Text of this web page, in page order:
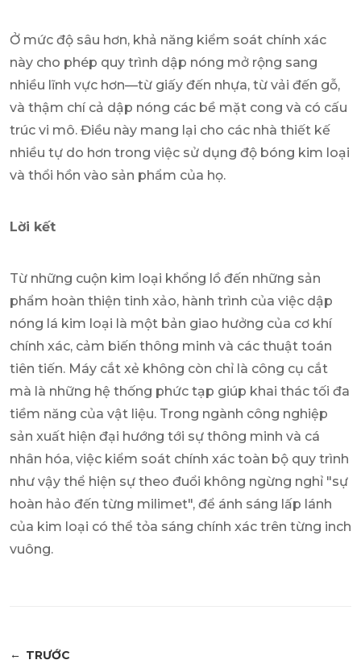
Ở mức độ sâu hơn, khả năng kiểm soát chính xác
này cho phép quy trình dập nóng mở rộng sang
nhiều lĩnh vực hơn—từ giấy đến nhựa, từ vải đến gỗ,
và thậm chí cả dập nóng các bề mặt cong và có cấu
trúc vi mô. Điều này mang lại cho các nhà thiết kế
nhiều tự do hơn trong việc sử dụng độ bóng kim loại
và thổi hồn vào sản phẩm của họ.
Lời kết
Từ những cuộn kim loại khổng lồ đến những sản
phẩm hoàn thiện tinh xảo, hành trình của việc dập
nóng lá kim loại là một bản giao hưởng của cơ khí
chính xác, cảm biến thông minh và các thuật toán
tiên tiến. Máy cắt xẻ không còn chỉ là công cụ cắt
mà là những hệ thống phức tạp giúp khai thác tối đa
tiềm năng của vật liệu. Trong ngành công nghiệp
sản xuất hiện đại hướng tới sự thông minh và cá
nhân hóa, việc kiểm soát chính xác toàn bộ quy trình
như vậy thể hiện sự theo đuổi không ngừng nghỉ "sự
hoàn hảo đến từng milimet", để ánh sáng lấp lánh
của kim loại có thể tỏa sáng chính xác trên từng inch
vuông.
TRƯỚC